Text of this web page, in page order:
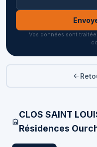
Vos données sont
CLOS SAINT
Résidences